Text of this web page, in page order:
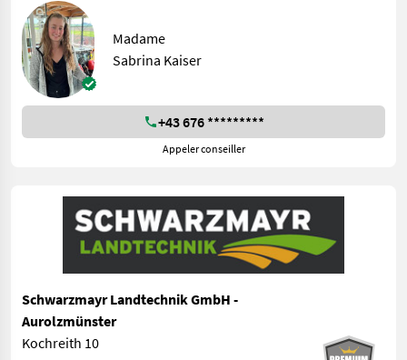
Madame
Sabrina Kaiser
+43 676 *********
Appeler conseiller
Schwarzmayr Landtechnik GmbH -
Aurolzmünster
Kochreith 10